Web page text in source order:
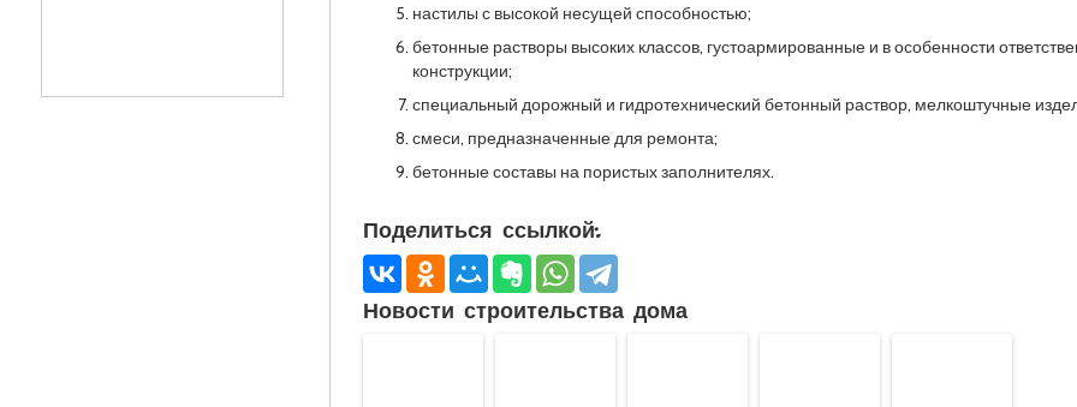
настилы с высокой несущей способностью;
бетонные растворы высоких классов, густоармированные и в особенности
конструкции;
специальный дорожный и гидротехнический бетонный раствор, мелкоштучные
смеси, предназначенные для ремонта;
бетонные составы на пористых заполнителях.
Поделиться ссылкой:
Новости строительства дома